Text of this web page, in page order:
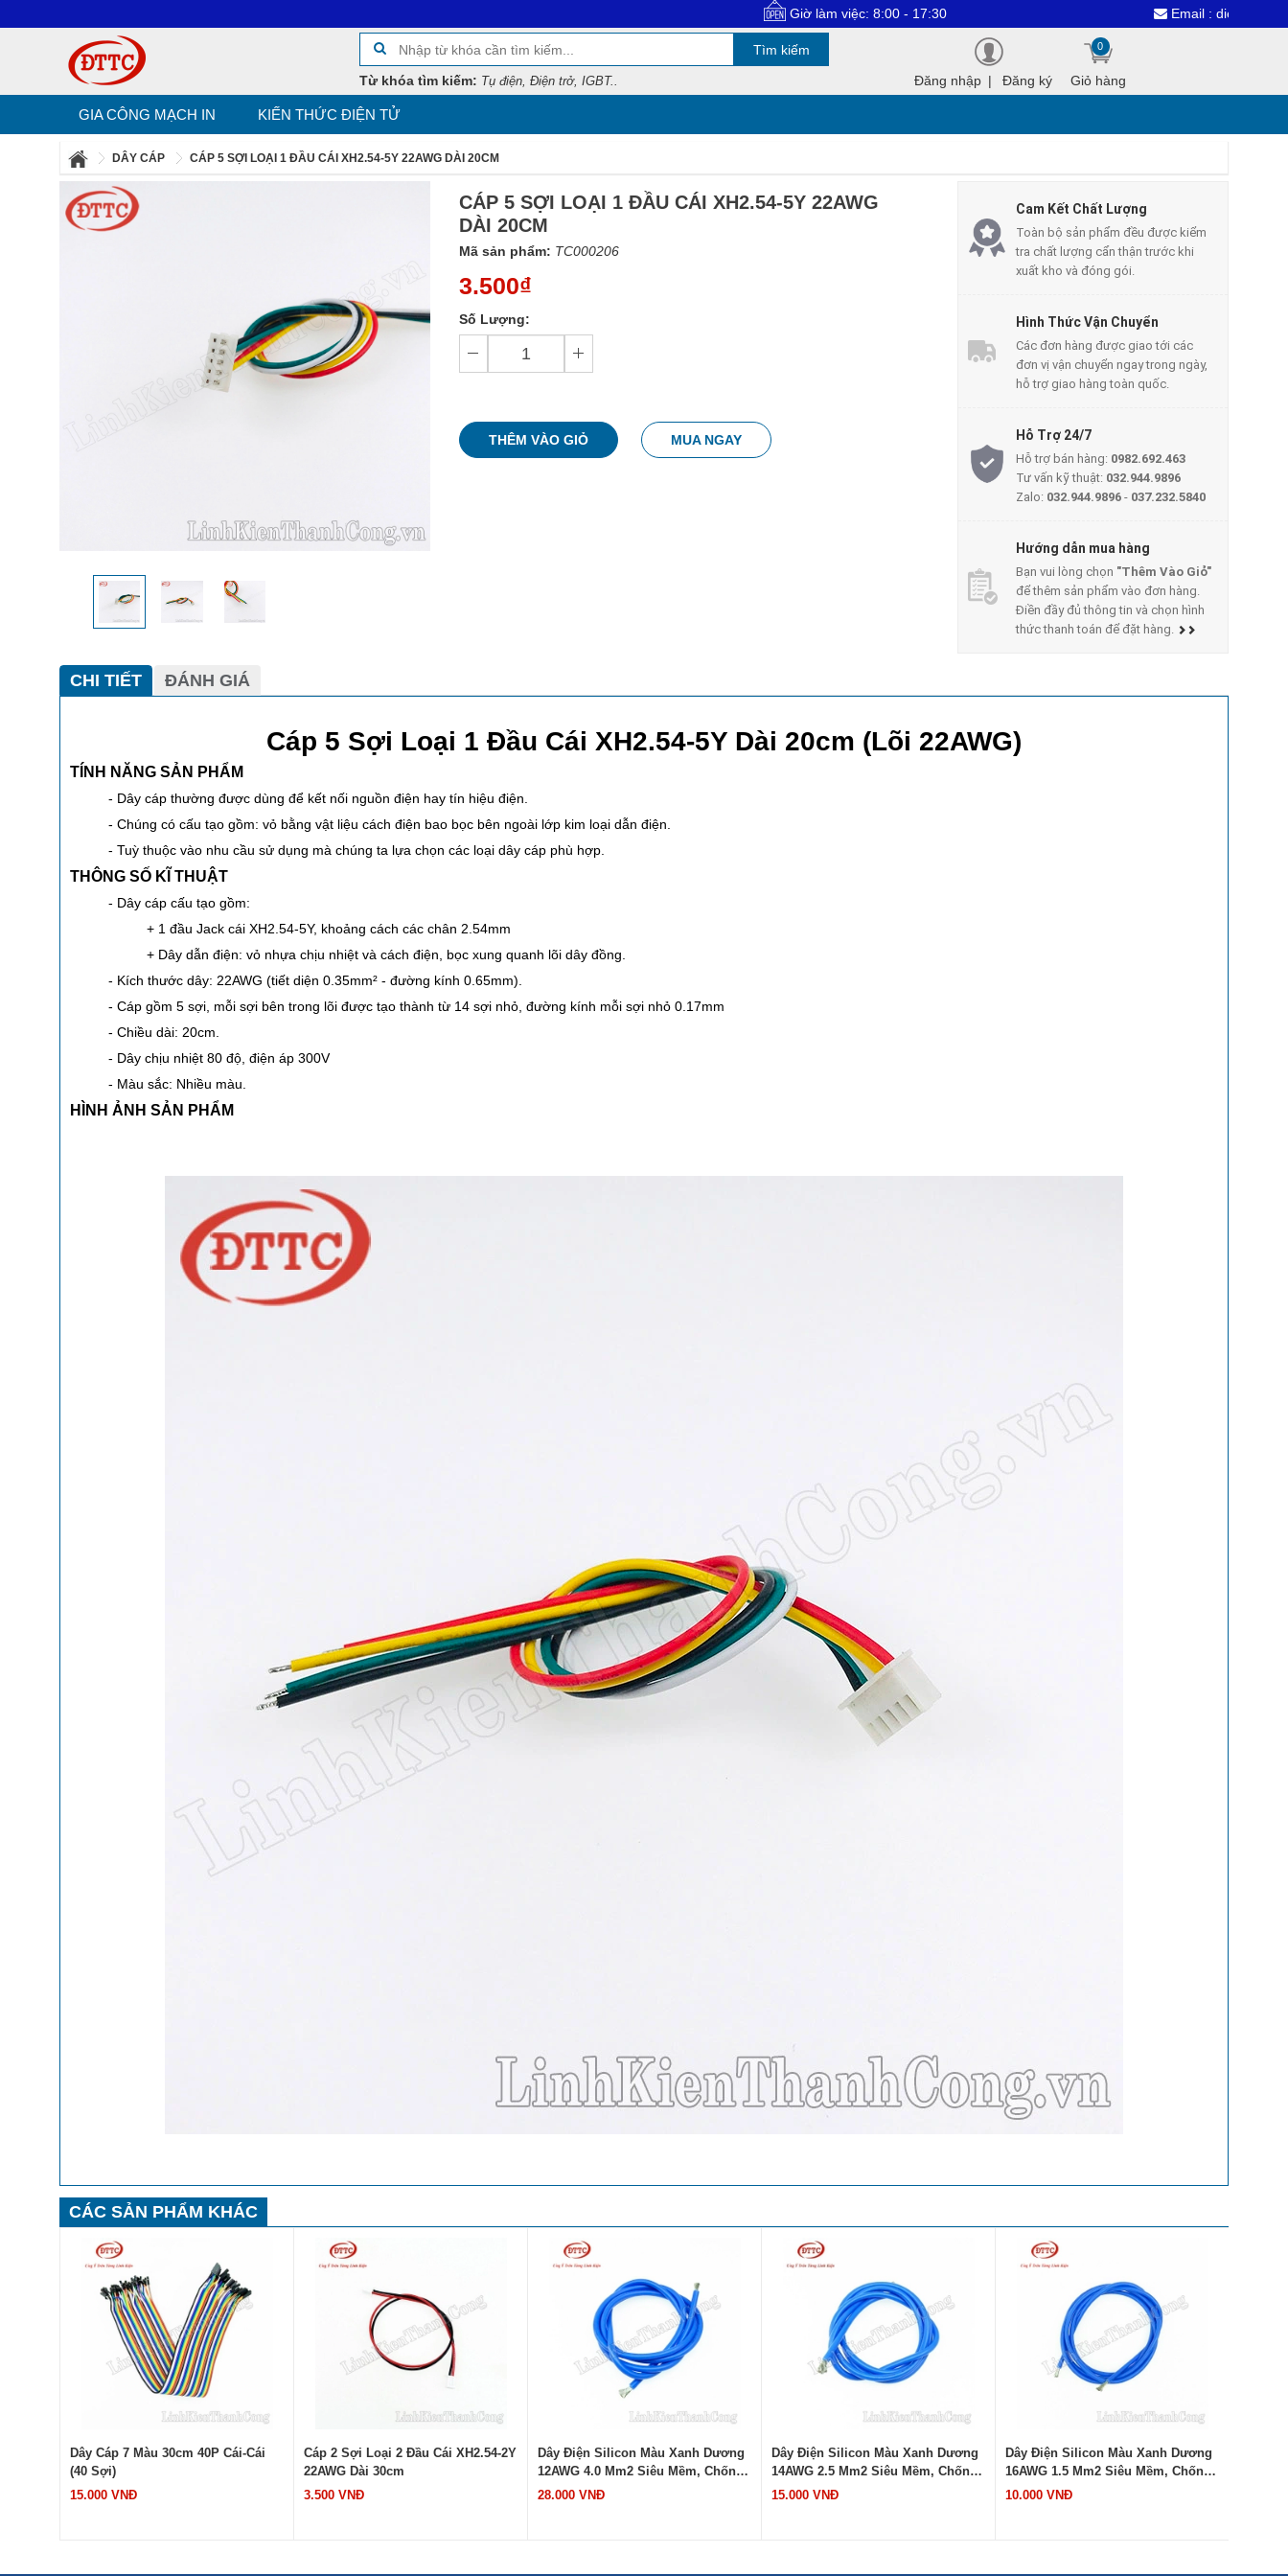
Giờ làm việc: 8:00 - 17:30 Email :
Tìm kiếm
Từ khóa tìm kiếm: Tụ điện, Điện trở, IGBT.. Đăng nhập | Đăng ký Giỏ hàng
0
GIA CÔNG MẠCH IN KIẾN THỨC ĐIỆN TỬ
DÂY CÁP CÁP 5 SỢI LOẠI 1 ĐẦU CÁI XH2.54-5Y 22AWG DÀI 20CM
CÁP 5 SỢI LOẠI 1 ĐẦU CÁI XH2.54-5Y 22AWG
DÀI 20CM
Mã sản phẩm: TC000206
3.500₫
Số Lượng:
THÊM VÀO GIỎ MUA NGAY
Cam Kết Chất Lượng
Toàn bộ sản phẩm đều được kiểm
tra chất lượng cẩn thận trước khi
xuất kho và đóng gói.
Hình Thức Vận Chuyển
Các đơn hàng được giao tới các
đơn vị vận chuyển ngay trong ngày,
hỗ trợ giao hàng toàn quốc.
Hỗ Trợ 24/7
Hỗ trợ bán hàng: 0982.692.463
Tư vấn kỹ thuật: 032.944.9896
Zalo: 032.944.9896 - 037.232.5840
Hướng dẫn mua hàng
Bạn vui lòng chọn "Thêm Vào Giỏ"
để thêm sản phẩm vào đơn hàng.
Điền đầy đủ thông tin và chọn hình
thức thanh toán để đặt hàng.
CHI TIẾT ĐÁNH GIÁ
Cáp 5 Sợi Loại 1 Đầu Cái XH2.54-5Y Dài 20cm (Lõi 22AWG)
TÍNH NĂNG SẢN PHẨM
- Dây cáp thường được dùng để kết nối nguồn điện hay tín hiệu điện.
- Chúng có cấu tạo gồm: vỏ bằng vật liệu cách điện bao bọc bên ngoài lớp kim loại dẫn điện.
- Tuỳ thuộc vào nhu cầu sử dụng mà chúng ta lựa chọn các loại dây cáp phù hợp.
THÔNG SỐ KĨ THUẬT
- Dây cáp cấu tạo gồm:
+ 1 đầu Jack cái XH2.54-5Y, khoảng cách các chân 2.54mm
+ Dây dẫn điện: vỏ nhựa chịu nhiệt và cách điện, bọc xung quanh lõi dây đồng.
- Kích thước dây: 22AWG (tiết diện 0.35mm² - đường kính 0.65mm).
- Cáp gồm 5 sợi, mỗi sợi bên trong lõi được tạo thành từ 14 sợi nhỏ, đường kính mỗi sợi nhỏ 0.17mm
- Chiều dài: 20cm.
- Dây chịu nhiệt 80 độ, điện áp 300V
- Màu sắc: Nhiều màu.
HÌNH ẢNH SẢN PHẨM
CÁC SẢN PHẨM KHÁC
Dây Cáp 7 Màu 30cm 40P Cái-Cái
(40 Sợi)
15.000 VNĐ
Cáp 2 Sợi Loại 2 Đầu Cái XH2.54-2Y
22AWG Dài 30cm
3.500 VNĐ
Dây Điện Silicon Màu Xanh Dương
12AWG 4.0 Mm2 Siêu Mềm, Chống
Cháy Chịu Nhiệt 200 Độ C (Mét)
28.000 VNĐ
Dây Điện Silicon Màu Xanh Dương
14AWG 2.5 Mm2 Siêu Mềm, Chống
Cháy Chịu Nhiệt 200 Độ C (Mét)
15.000 VNĐ
Dây Điện Silicon Màu Xanh Dương
16AWG 1.5 Mm2 Siêu Mềm, Chống
Cháy Chịu Nhiệt 200 Độ C (Mét)
10.000 VNĐ